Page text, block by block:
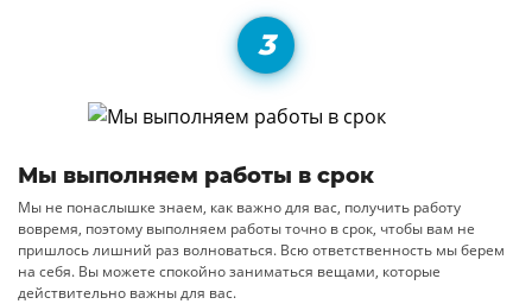
Мы выполняем работы в срок
Мы не понаслышке знаем, как важно для вас, получить работу
вовремя, поэтому выполняем работы точно в срок, чтобы вам не
пришлось лишний раз волноваться. Всю ответственность мы берем
на себя. Вы можете спокойно заниматься вещами, которые
действительно важны для вас.